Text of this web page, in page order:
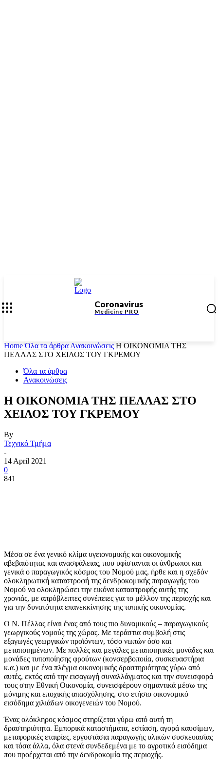
Coronavirus
Medicine PRO
Home Όλα τα άρθρα Ανακοινώσεις Η ΟΙΚΟΝΟΜΙΑ ΤΗΣ
ΠΕΛΛΑΣ ΣΤΟ ΧΕΙΛΟΣ ΤΟΥ ΓΚΡΕΜΟΥ
Όλα τα άρθρα
Ανακοινώσεις
Η ΟΙΚΟΝΟΜΙΑ ΤΗΣ ΠΕΛΛΑΣ ΣΤΟ
ΧΕΙΛΟΣ ΤΟΥ ΓΚΡΕΜΟΥ
By
Τεχνικό Τμήμα
-
14 April 2021
0
841
Μέσα σε ένα γενικό κλίμα υγειονομικής και οικονομικής
αβεβαιότητας και ανασφάλειας, που υφίστανται οι άνθρωποι και
γενικά ο παραγωγικός κόσμος του Νομού μας, ήρθε και η σχεδόν
ολοκληρωτική καταστροφή της δενδροκομικής παραγωγής του
Νομού να ολοκληρώσει την εικόνα καταστροφής αυτής της
χρονιάς, με απρόβλεπτες συνέπειες για το μέλλον της περιοχής και
για την δυνατότητα επανεκκίνησης της τοπικής οικονομίας.
Ο Ν. Πέλλας είναι ένας από τους πιο δυναμικούς – παραγωγικούς
γεωργικούς νομούς της χώρας. Με τεράστια συμβολή στις
εξαγωγές γεωργικών προϊόντων, τόσο νωπών όσο και
μεταποιημένων. Με πολλές και μεγάλες μεταποιητικές μονάδες και
μονάδες τυποποίησης φρούτων (κονσερβοποιία, συσκευαστήρια
κ.α.) και με ένα πλέγμα οικονομικής δραστηριότητας γύρω από
αυτές, εκτός από την εισαγωγή συναλλάγματος και την συνεισφορά
τους στην Εθνική Οικονομία, συνεισφέρουν σημαντικά μέσω της
μόνιμης και εποχικής απασχόλησης, στο ετήσιο οικονομικό
εισόδημα χιλιάδων οικογενειών του Νομού.
Ένας ολόκληρος κόσμος στηρίζεται γύρω από αυτή τη
δραστηριότητα. Εμπορικά καταστήματα, εστίαση, αγορά καυσίμων,
μεταφορικές εταιρίες, εργοστάσια παραγωγής υλικών συσκευασίας
και τόσα άλλα, όλα στενά συνδεδεμένα με το αγροτικό εισόδημα
που προέρχεται από την δενδροκομία της περιοχής.